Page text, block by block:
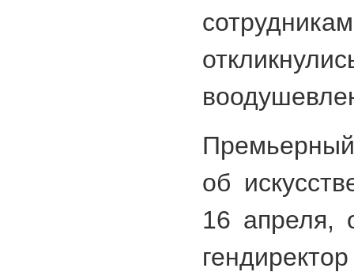
об
16 апреля,